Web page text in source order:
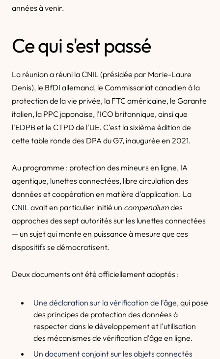
années à venir.
Ce qui s'est passé
La réunion a réuni la CNIL (présidée par Marie-Laure
Denis), le BfDI allemand, le Commissariat canadien à la
protection de la vie privée, la FTC américaine, le Garante
italien, la PPC japonaise, l'ICO britannique, ainsi que
l'EDPB et le CTPD de l'UE. C'est la sixième édition de
cette table ronde des DPA du G7, inaugurée en 2021.
Au programme : protection des mineurs en ligne, IA
agentique, lunettes connectées, libre circulation des
données et coopération en matière d'application. La
CNIL avait en particulier initié un compendiumdes
approches des sept autorités sur les lunettes connectées
— un sujet qui monte en puissance à mesure que ces
dispositifs se démocratisent.
Deux documents ont été officiellement adoptés :
Une déclaration sur la vérification de l'âge, qui pose
des principes de protection des données à
respecter dans le développement et l'utilisation
des mécanismes de vérification d'âge en ligne.
Un document conjoint sur les objets connectés